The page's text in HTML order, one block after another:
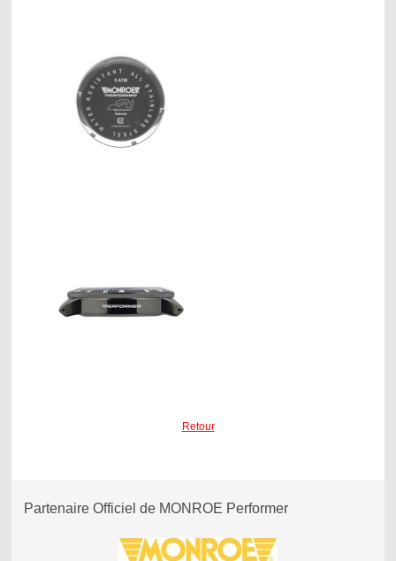
Retour
Partenaire Officiel de MONROE Performer